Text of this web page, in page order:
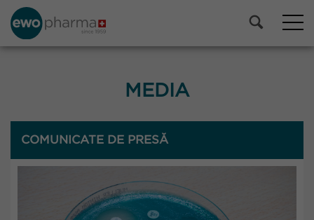
MEDIA
COMUNICATE DE PRESĂ